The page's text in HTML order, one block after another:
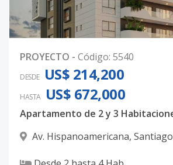
PROYECTO - Código: 5540
DESDE US$ 214,200
HASTA US$ 672,000
Av. Hispanoamericana, Santiago